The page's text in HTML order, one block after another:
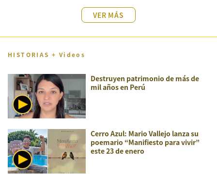
VER MÁS
HISTORIAS + Videos
Destruyen patrimonio de más de
mil años en Perú
Cerro Azul: Mario Vallejo lanza su
poemario “Manifiesto para vivir”
este 23 de enero